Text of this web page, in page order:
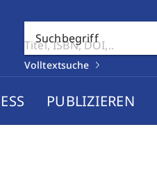
Suchbegriff
Volltextsuche
PUBLIZIEREN